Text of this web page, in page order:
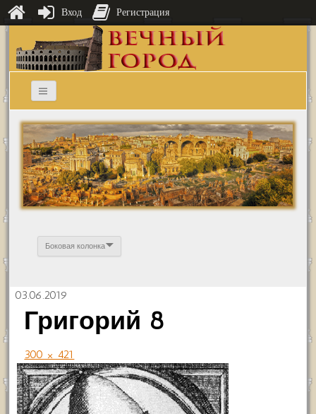
Боковая колонка
03.06.2019
Григорий 8
300 × 421
Вход Регистрация